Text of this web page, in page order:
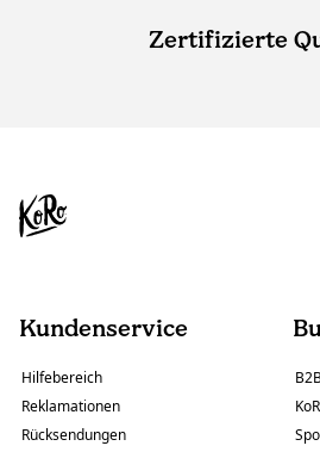
Zertifizierte
Kundenservice
Hilfebereich
Reklamationen
Rücksendungen